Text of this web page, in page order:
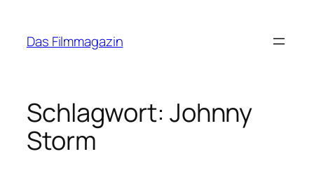
springen
Das Filmmagazin
Schlagwort: Johnny
Storm